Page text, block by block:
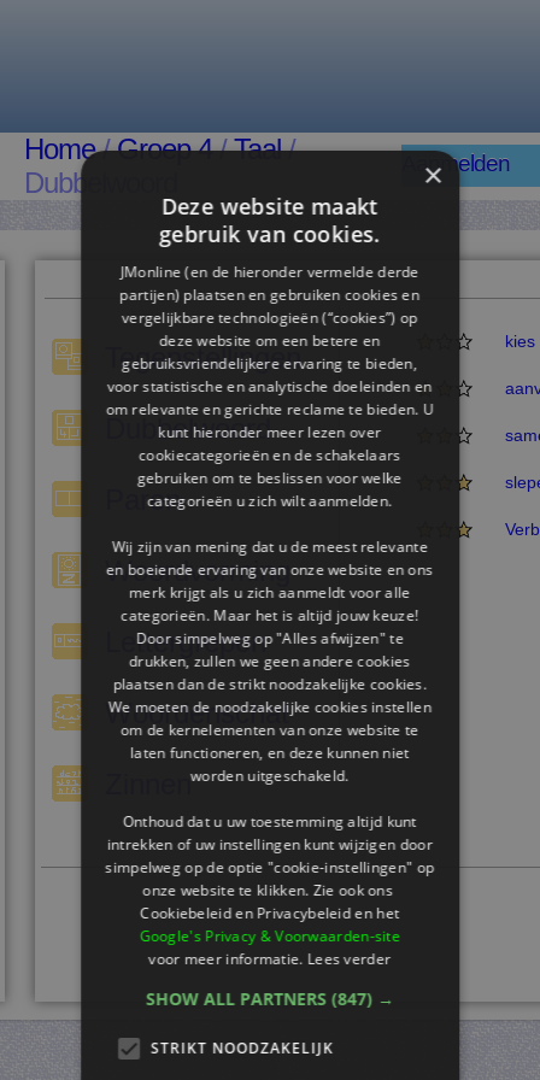
Home/Groep 4/Taal/
Dubbelwoord
Aanmelden
Tegenstellingen
Dubbelwoord
Paren
Woordvorming
Lettergrepen
Woordenschat
Zinnen
kies
×
Deze website maakt
gebruik van cookies.
JMonline (en de hieronder vermelde derde
partijen) plaatsen en gebruiken cookies en
vergelijkbare technologieën (“cookies”) op
deze website om een ​​betere en
gebruiksvriendelijkere ervaring te bieden,
voor statistische en analytische doeleinden en
om relevante en gerichte reclame te bieden. U
kunt hieronder meer lezen over
cookiecategorieën en de schakelaars
gebruiken om te beslissen voor welke
categorieën u zich wilt aanmelden.
Wij zijn van mening dat u de meest relevante
en boeiende ervaring van onze website en ons
merk krijgt als u zich aanmeldt voor alle
categorieën. Maar het is altijd jouw keuze!
Door simpelweg op "Alles afwijzen" te
drukken, zullen we geen andere cookies
plaatsen dan de strikt noodzakelijke cookies.
We moeten de noodzakelijke cookies instellen
om de kernelementen van onze website te
laten functioneren, en deze kunnen niet
worden uitgeschakeld.
Onthoud dat u uw toestemming altijd kunt
intrekken of uw instellingen kunt wijzigen door
simpelweg op de optie "cookie-instellingen" op
onze website te klikken. Zie ook ons ​​
Cookiebeleid en Privacybeleid en het
Google's Privacy & Voorwaarden-site
voor meer informatie.Lees verder
SHOW ALL PARTNERS (847) →
STRIKT NOODZAKELIJK